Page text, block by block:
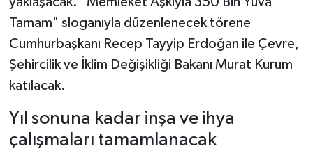
Tamam" sloganıyla düzenlenecek törene
Cumhurbaşkanı Recep Tayyip Erdoğan ile Çevre,
Şehircilik ve İklim Değişikliği Bakanı Murat Kurum
katılacak.
Yıl sonuna kadar inşa ve ihya
çalışmaları tamamlanacak